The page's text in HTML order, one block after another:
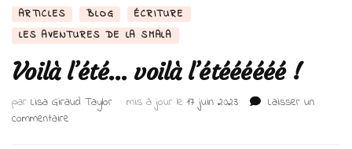
ARTICLES BLOG
ÉCRITURE
LES AVENTURES DE LA SMALA
Voilà l’été… voilà l’étéééééé !
par Lisa Giraud Taylor mis à jour le 17 juin 2023
Laisser un
commentaire